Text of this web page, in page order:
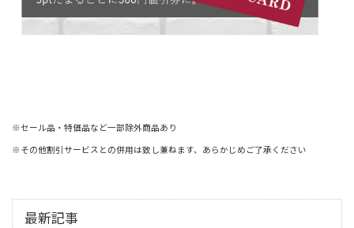
※セール品・特価品など一部除外商品あり
※その他割引サービスとの併用は致し兼ねます、あらかじめご了承ください
最新記事